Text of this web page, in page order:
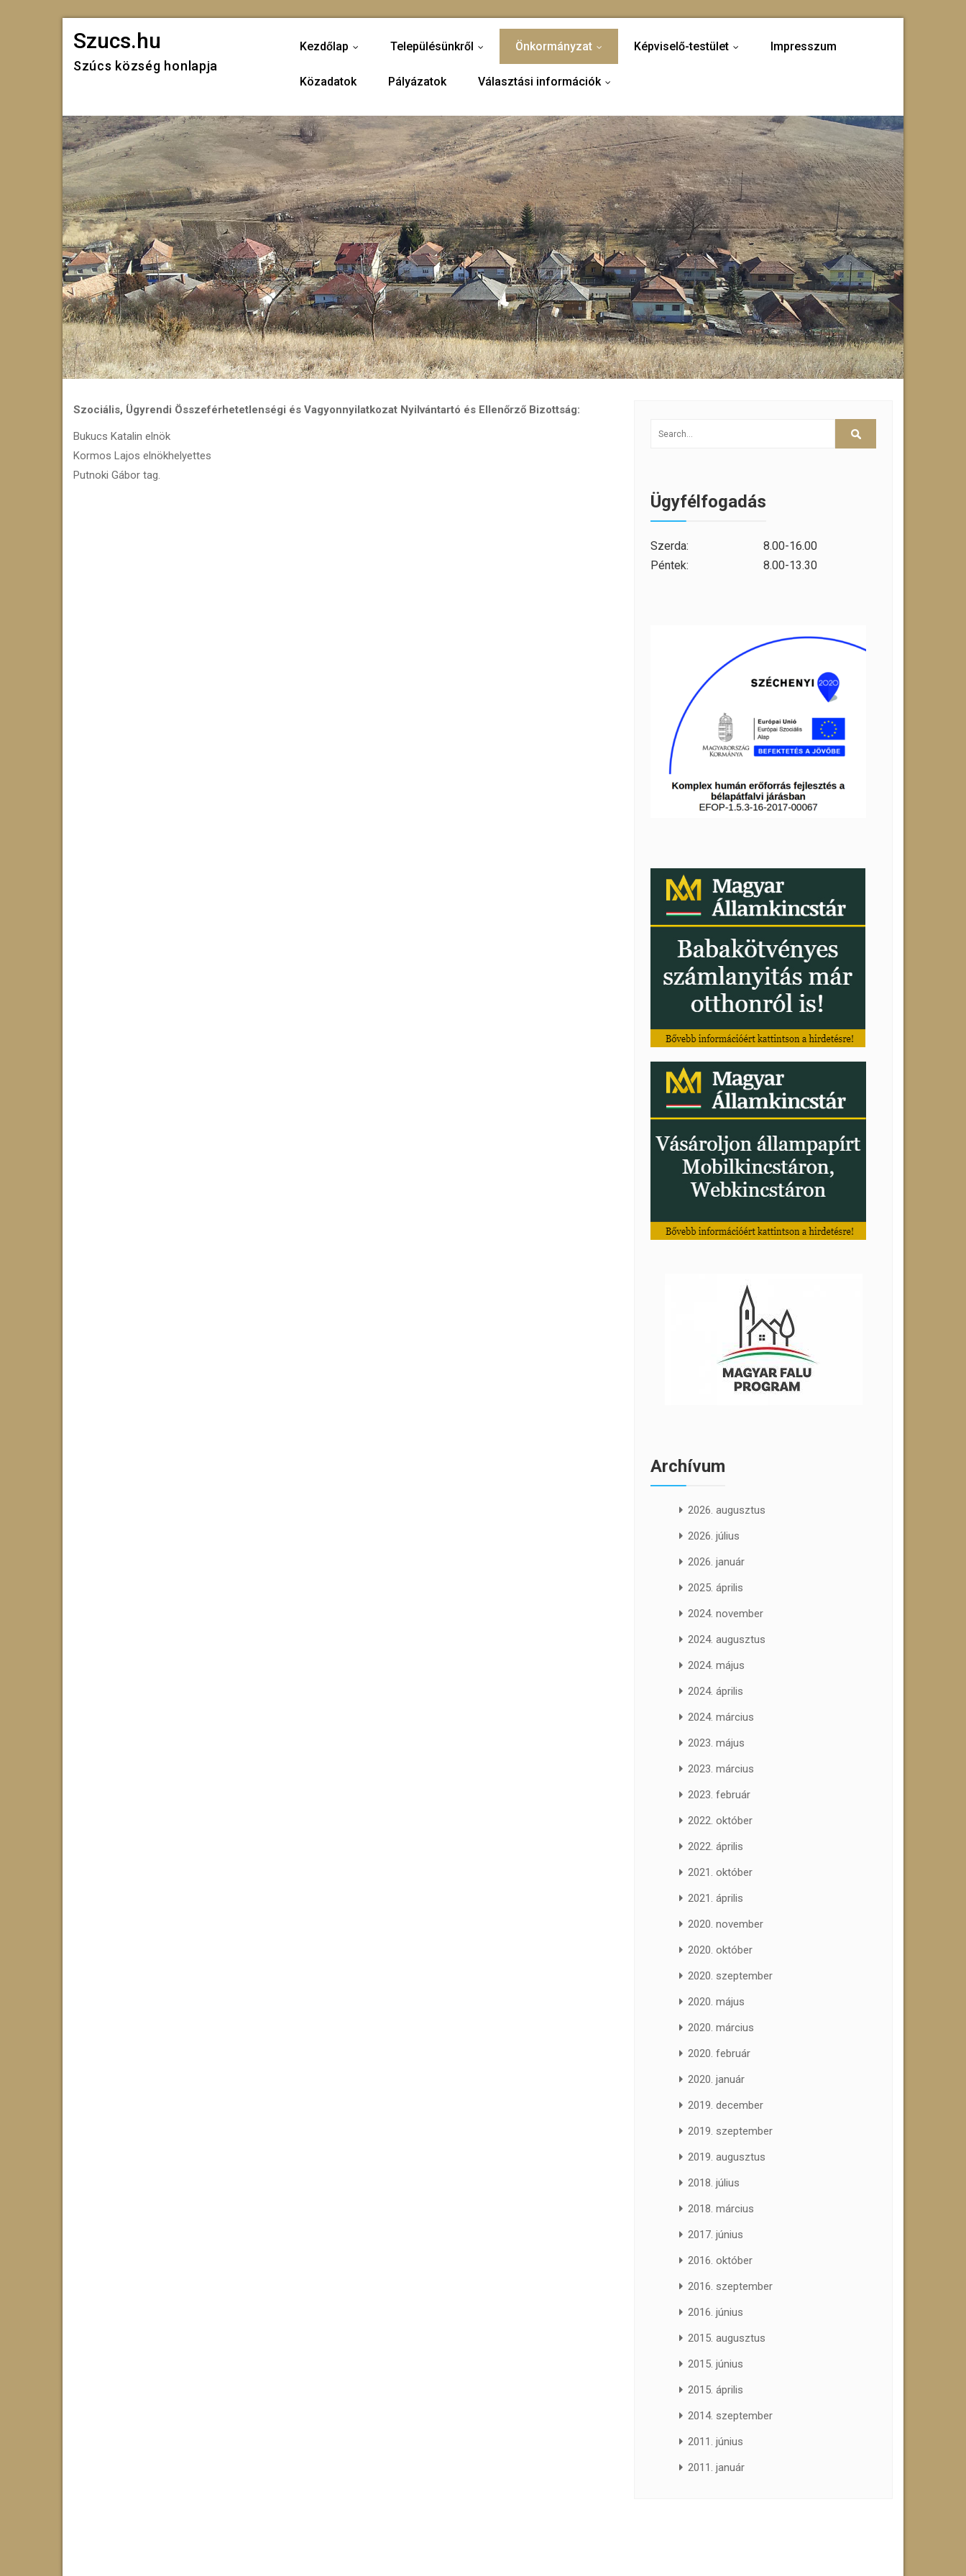
content
Szucs.hu
Szúcs község honlapja
Kezdőlap Településünkről Önkormányzat Képviselő-testület Impresszum
Közadatok Pályázatok Választási információk
Szociális, Ügyrendi Összeférhetetlenségi és Vagyonnyilatkozat Nyilvántartó és Ellenőrző Bizottság:
Bukucs Katalin elnök
Kormos Lajos elnökhelyettes
Putnoki Gábor tag.
Ügyfélfogadás
Szerda:
8.00-16.00
Péntek:
8.00-13.30
Archívum
2026. augusztus
2026. július
2026. január
2025. április
2024. november
2024. augusztus
2024. május
2024. április
2024. március
2023. május
2023. március
2023. február
2022. október
2022. április
2021. október
2021. április
2020. november
2020. október
2020. szeptember
2020. május
2020. március
2020. február
2020. január
2019. december
2019. szeptember
2019. augusztus
2018. július
2018. március
2017. június
2016. október
2016. szeptember
2016. június
2015. augusztus
2015. június
2015. április
2014. szeptember
2011. június
2011. január